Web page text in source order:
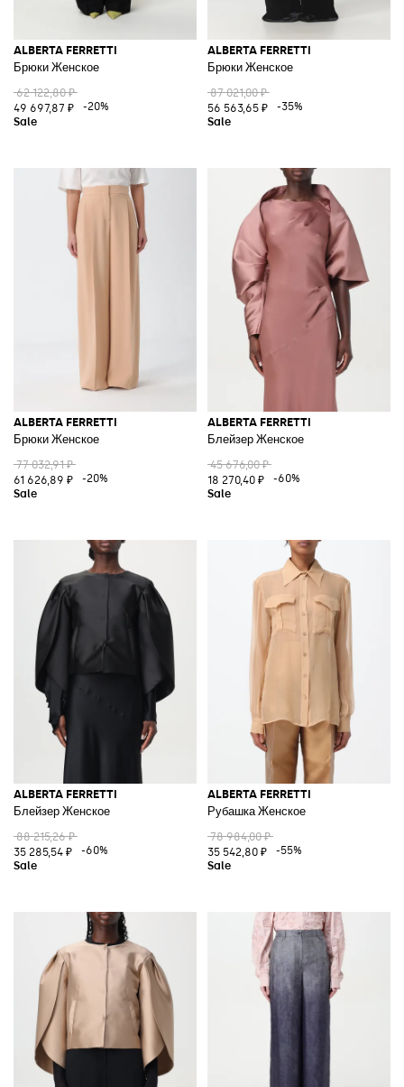
ALBERTA FERRETTI
Брюки Женское
62 122,80 ₽
49 697,87 ₽
-20%
ALBERTA FERRETTI
Брюки Женское
87 021,00 ₽
56 563,65 ₽
-35%
ALBERTA FERRETTI
Брюки Женское
77 032,91 ₽
61 626,89 ₽
-20%
ALBERTA FERRETTI
Блейзер Женское
45 676,00 ₽
18 270,40 ₽
-60%
ALBERTA FERRETTI
Блейзер Женское
88 215,26 ₽
35 285,54 ₽
-60%
ALBERTA FERRETTI
Рубашка Женское
78 984,00 ₽
35 542,80 ₽
-55%